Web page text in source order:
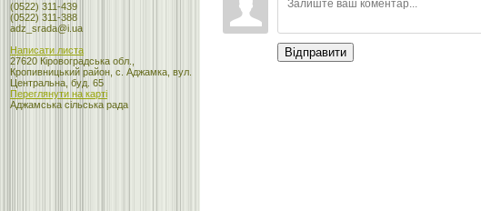
(0522) 311-439
(0522) 311-388
adz_srada@i.ua
Написати листа
27620 Кіровоградська обл.,
Кропивницький район, с. Аджамка, вул.
Центральна, буд. 65
Переглянути на карті
Аджамська сільська рада
Відправити